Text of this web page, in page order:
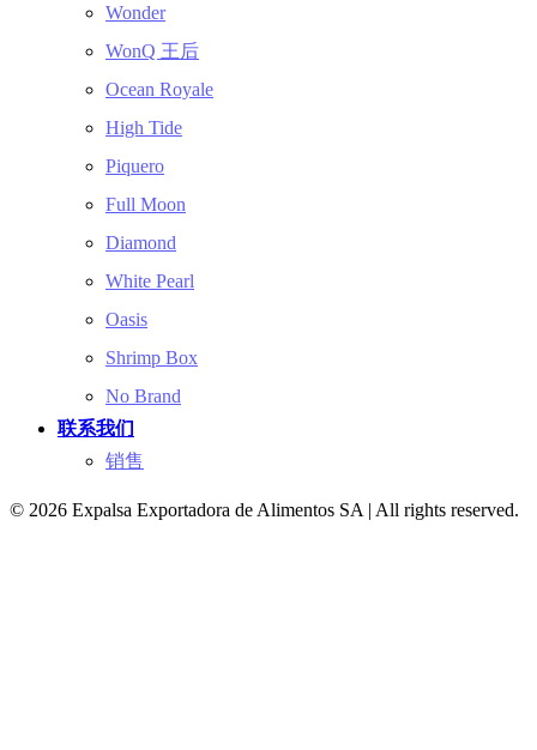
Wonder
WonQ 王后
Ocean Royale
High Tide
Piquero
Full Moon
Diamond
White Pearl
Oasis
Shrimp Box
No Brand
联系我们
销售
© 2026 Expalsa Exportadora de Alimentos SA | All rights reserved.